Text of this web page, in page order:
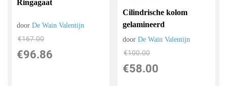
Ringagaat
doorDe Wain Valentijn
€167.00
€96.86
Cilindrische kolom
gelamineerd
doorDe Wain Valentijn
€100.00
€58.00